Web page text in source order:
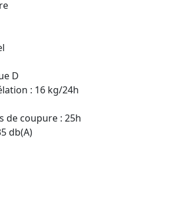
D
: 16 kg/24h
de coupure : 25h
db(A)